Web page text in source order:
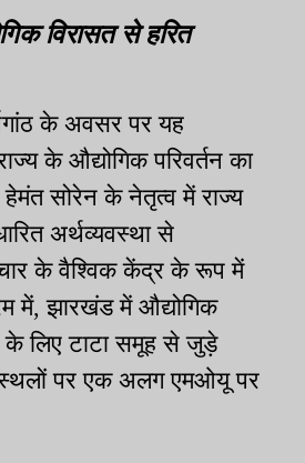
विरासत से हरित
के अवसर पर यह
के औद्योगिक परिवर्तन का
सोरेन के नेतृत्व में राज्य
अर्थव्यवस्था से
के वैश्विक केंद्र के रूप में
में, झारखंड में औद्योगिक
के लिए टाटा समूह से जुड़े
स्थलों पर एक अलग एमओयू पर